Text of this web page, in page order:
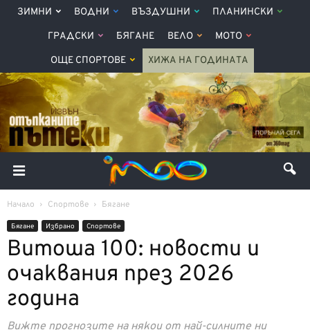
ЗИМНИ ВОДНИ ВЪЗДУШНИ ПЛАНИНСКИ
ГРАДСКИ БЯГАНЕ ВЕЛО МОТО
ОЩЕ СПОРТОВЕ ХИЖА НА ГОДИНАТА
Начало Спортове Бягане
Бягане Избрано Спортове
Витоша 100: новости и
очаквания през 2026
година
Вижте прогнозите на някои от най-силните ни